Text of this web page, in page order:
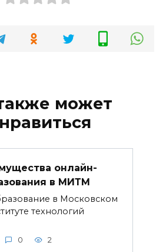
может
онлайн-
в МИТМ
в Московском
технологий
0 2